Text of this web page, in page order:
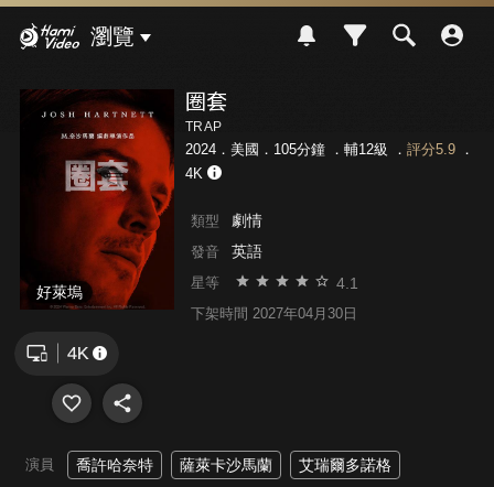
瀏覽
好萊塢
圈套
TRAP
2024．美國．105分鐘 ． 輔12級 ． 評分5.9．
4K
類型 劇情
發音 英語
星等 4.1
下架時間 2027年04月30日
演員 喬許哈奈特 薩萊卡沙馬蘭 艾瑞爾多諾格